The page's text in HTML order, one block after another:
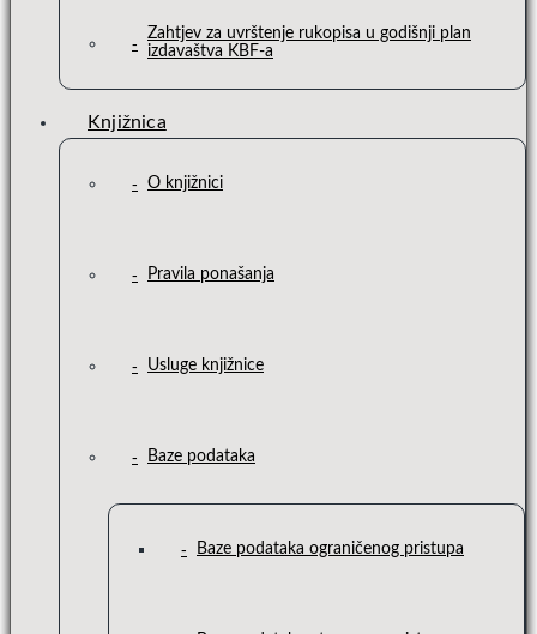
Zahtjev za uvrštenje rukopisa u godišnji plan
izdavaštva KBF-a
Knjižnica
O knjižnici
Pravila ponašanja
Usluge knjižnice
Baze podataka
Baze podataka ograničenog pristupa